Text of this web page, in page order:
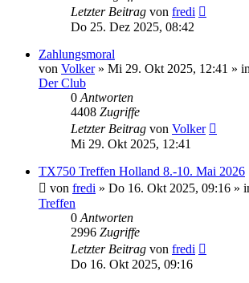
Letzter Beitrag von fredi
Do 25. Dez 2025, 08:42
Zahlungsmoral
von Volker» Mi 29. Okt 2025, 12:41 » in
Der Club
0 Antworten
4408 Zugriffe
Letzter Beitrag von Volker
Mi 29. Okt 2025, 12:41
TX750 Treffen Holland 8.-10. Mai 2026
von fredi » Do 16. Okt 2025, 09:16 »
Treffen
0 Antworten
2996 Zugriffe
Letzter Beitrag von fredi
Do 16. Okt 2025, 09:16